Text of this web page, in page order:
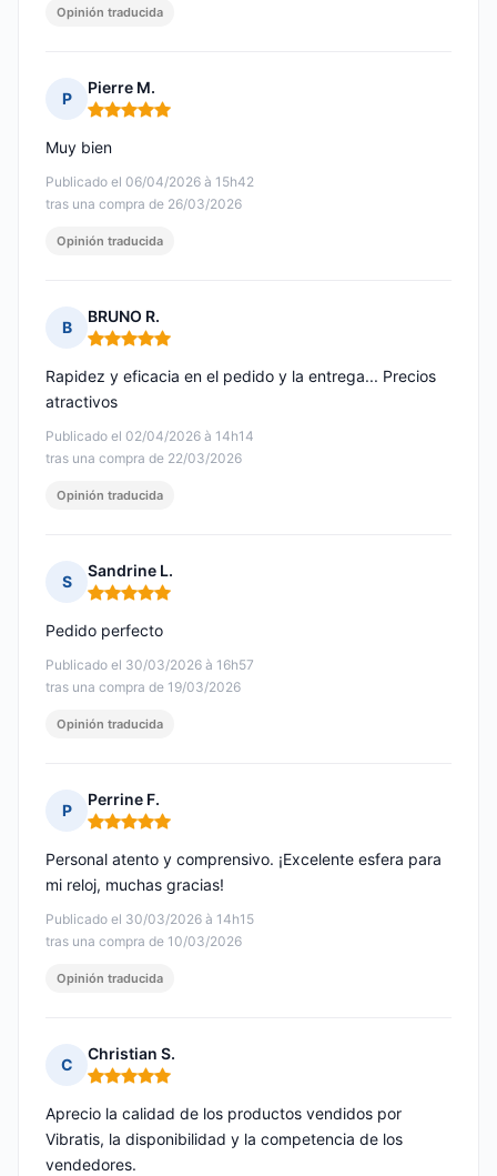
Opinión traducida
P
Pierre M.
Nota: 5 de 5
Publicado el 06/04/2026 à 15h42
tras una compra de 26/03/2026
Muy bien
Opinión traducida
B
BRUNO R.
Nota: 5 de 5
Publicado el 02/04/2026 à 14h14
tras una compra de 22/03/2026
Rapidez y eficacia en el pedido y la entrega... Precios
atractivos
Opinión traducida
S
Sandrine L.
Nota: 5 de 5
Publicado el 30/03/2026 à 16h57
tras una compra de 19/03/2026
Pedido perfecto
Opinión traducida
P
Perrine F.
Nota: 5 de 5
Publicado el 30/03/2026 à 14h15
tras una compra de 10/03/2026
Personal atento y comprensivo. ¡Excelente esfera para
mi reloj, muchas gracias!
Opinión traducida
C
Christian S.
Nota: 5 de 5
Aprecio la calidad de los productos vendidos por
Vibratis, la disponibilidad y la competencia de los
vendedores.